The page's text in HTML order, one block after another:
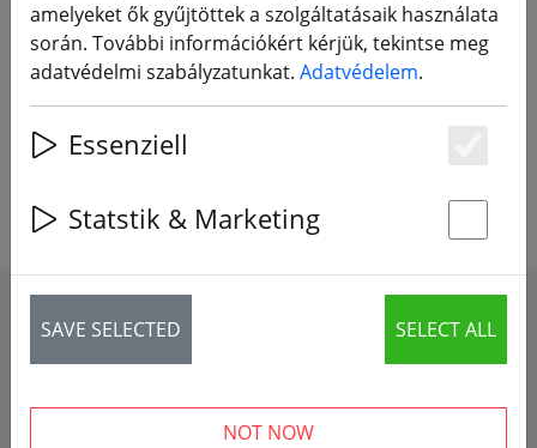
0 Artikel für die Suche nach
"videokamerk monitor actioncam"
gefunden
Filters
amelyeket ők gyűjtöttek a szolgáltatásaik használata
során. További információkért kérjük, tekintse meg
adatvédelmi szabályzatunkat. Adatvédelem.
Essenziell
Statstik & Marketing
SAVE SELECTED SELECT ALL
NOT NOW